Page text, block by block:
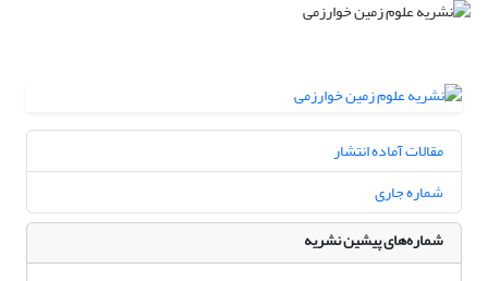
مقالات آماده انتشار
شماره جاری
شماره‌های پیشین نشریه